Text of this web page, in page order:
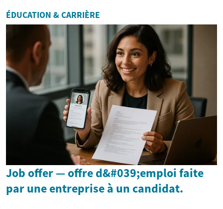
ÉDUCATION & CARRIÈRE
Job offer — offre d&#039;emploi faite
par une entreprise à un candidat.